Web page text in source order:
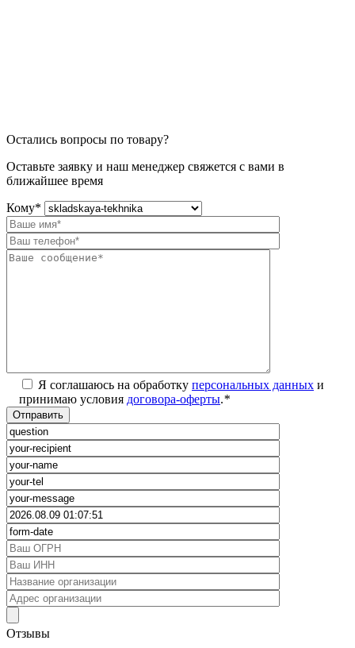
Остались вопросы по товару?
Оставьте заявку и наш менеджер свяжется с вами в
ближайшее время
Кому*
Я соглашаюсь на обработку персональных данных и
принимаю условия договора-оферты.*
Отзывы